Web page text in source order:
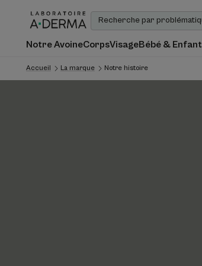
Notre AvoineCorpsVisageBébé & Enfant
Accueil La marque Notre histoire